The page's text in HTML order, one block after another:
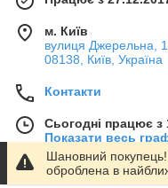
м. Київ
вулиця Джерельна,
08138, Київ, Україна
Контакти
Сьогодні працює з
Показати весь
Шановний
оброблена в